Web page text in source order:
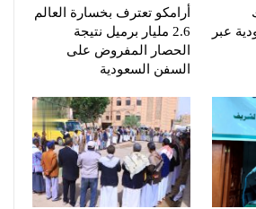
عبر
أرامكو تعترف بخسارة العالم
2.6 مليار برميل نتيجة
الحصار المفروض على
السفن السعودية